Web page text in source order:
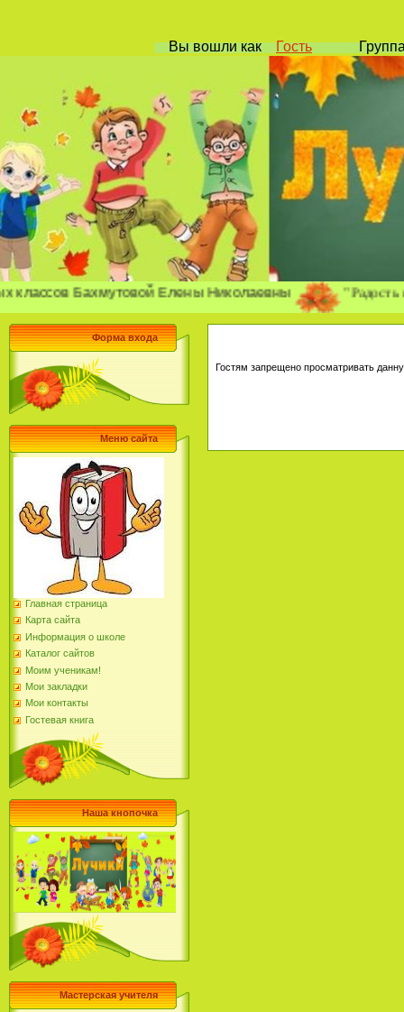
Вы вошликак Гость
Бахмутовой Елены Николаевны "Радость позна
Форма входа
Меню сайта
Главная страница
Карта сайта
Информация о школе
Каталог сайтов
Моим ученикам!
Мои закладки
Мои контакты
Гостевая книга
Наша кнопочка
Мастерская учителя
Гостям запрещено просматривать